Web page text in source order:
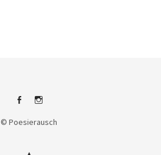
FacebookInstagram
© Poesierausch